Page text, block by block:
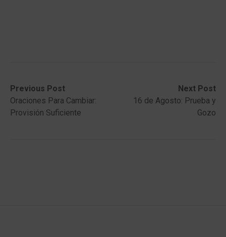
Post
navigation
Previous Post
Previous
post:Oraciones Para Cambiar:
Provisión Suficiente
Next Post
Next
post:
16 de Agosto: Prueba y
Gozo